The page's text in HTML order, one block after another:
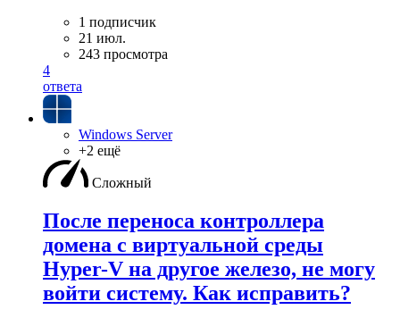
1 подписчик
21 июл.
243 просмотра
4
ответа
Windows Server
+2 ещё
Сложный
После переноса контроллера
домена с виртуальной среды
Hyper-V на другое железо, не могу
войти систему. Как исправить?